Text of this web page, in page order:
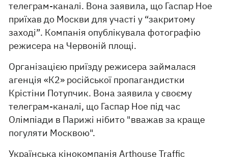
телеграм-каналі. Вона заявила, що Гаспар Ное
приїхав до Москви для участі у “закритому
заході”. Компанія опублікувала фотографію
режисера на Червоній площі.
Організацією приїзду режисера займалася
агенція «К2» російської пропагандистки
Крістіни Потупчик. Вона заявила у своєму
телеграм-каналі, що Гаспар Ное під час
Олімпіади в Парижі нібито "вважав за краще
погуляти Москвою".
Українська кінокомпанія Arthouse Traffic